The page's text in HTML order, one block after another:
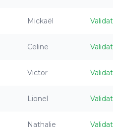
Mickaël
Celine
Victor
Lionel
Nathalie